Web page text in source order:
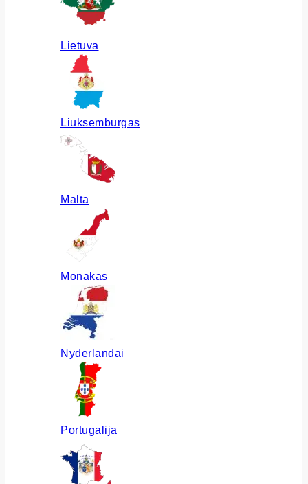
Lietuva
Liuksemburgas
Malta
Monakas
Nyderlandai
Portugalija